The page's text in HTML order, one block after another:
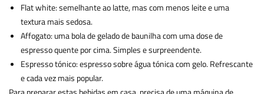
Flat white: semelhante ao latte, mas com menos leite e uma
textura mais sedosa.
Affogato: uma bola de gelado de baunilha com uma dose de
espresso quente por cima. Simples e surpreendente.
Espresso tónico: espresso sobre água tónica com gelo. Refrescante
e cada vez mais popular.